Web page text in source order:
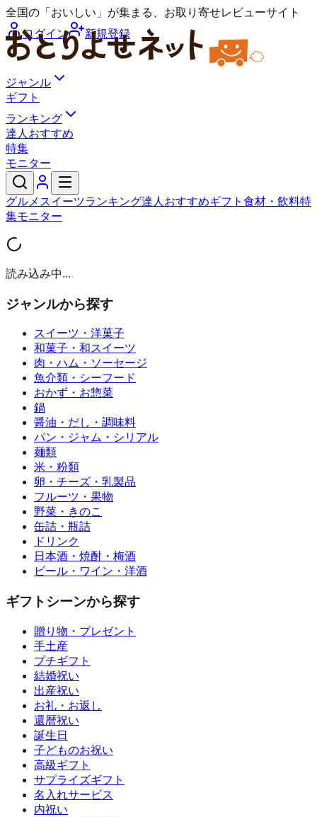
全国の「おいしい」が集まる、お取り寄せレビューサイト
ログイン
新規登録
ジャンル
ギフト
ランキング
達人おすすめ
特集
モニター
グルメ スイーツランキング達人おすすめギフト 食材・飲料特
集モニター
読み込み中...
ジャンルから探す
スイーツ・洋菓子
和菓子・和スイーツ
肉・ハム・ソーセージ
魚介類・シーフード
おかず・お惣菜
鍋
醤油・だし・調味料
パン・ジャム・シリアル
麺類
米・粉類
卵・チーズ・乳製品
フルーツ・果物
野菜・きのこ
缶詰・瓶詰
ドリンク
日本酒・焼酎・梅酒
ビール・ワイン・洋酒
ギフトシーンから探す
贈り物・プレゼント
手土産
プチギフト
結婚祝い
出産祝い
お礼・お返し
還暦祝い
誕生日
子どものお祝い
高級ギフト
サプライズギフト
名入れサービス
内祝い